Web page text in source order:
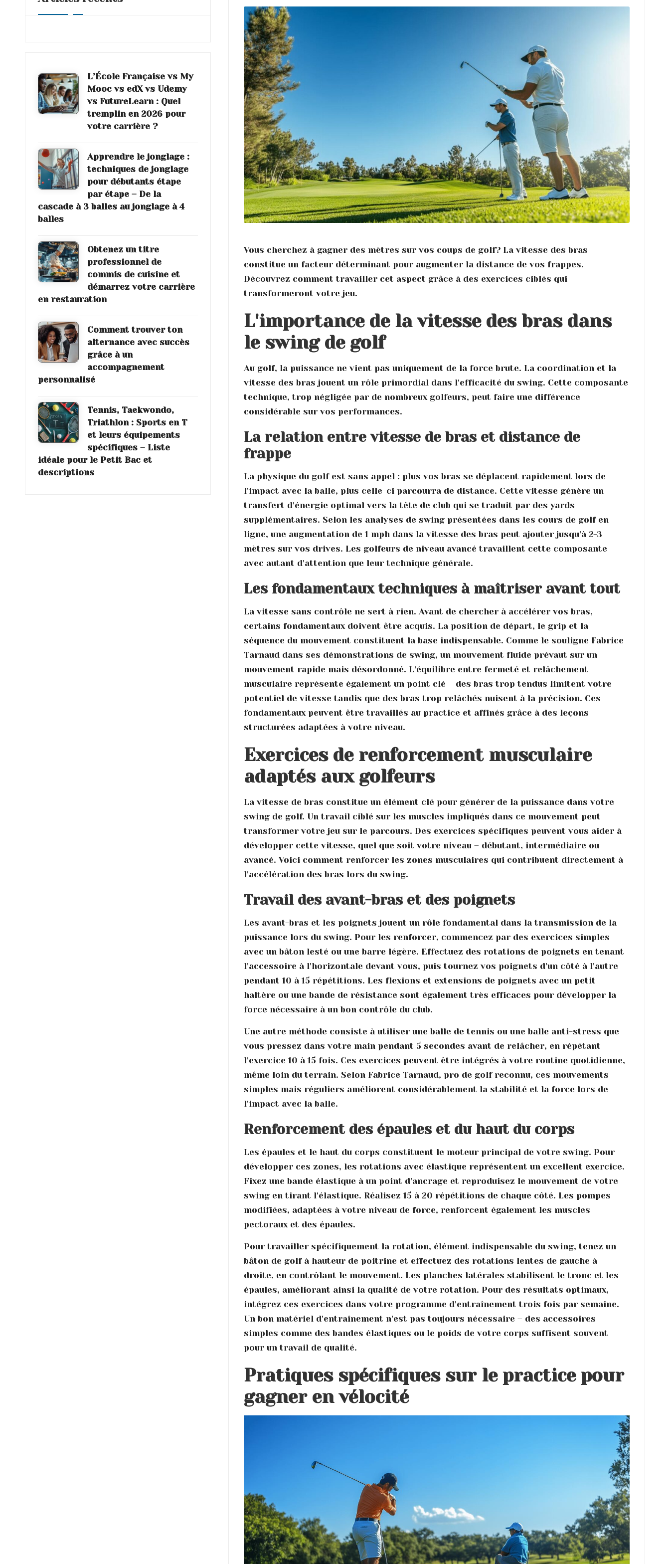
s
n
Vous cherchez à gagner des mètres sur vos coups de golf? La vitesse des bras
constitue un facteur déterminant pour augmenter la distance de vos frappes.
Découvrez comment travailler cet aspect grâce à des exercices ciblés qui
transformeront votre jeu.
L'importance de la vitesse des bras dans
le swing de golf
Au golf, la puissance ne vient pas uniquement de la force brute. La coordination et la
vitesse des bras jouent un rôle primordial dans l'efficacité du swing. Cette composante
technique, trop négligée par de nombreux golfeurs, peut faire une différence
considérable sur vos performances.
La relation entre vitesse de bras et distance de
frappe
La physique du golf est sans appel : plus vos bras se déplacent rapidement lors de
l'impact avec la balle, plus celle-ci parcourra de distance. Cette vitesse génère un
transfert d'énergie optimal vers la tête de club qui se traduit par des yards
supplémentaires. Selon les analyses de swing présentées dans les cours de golf en
ligne, une augmentation de 1 mph dans la vitesse des bras peut ajouter jusqu'à 2-3
mètres sur vos drives. Les golfeurs de niveau avancé travaillent cette composante
avec autant d'attention que leur technique générale.
Les fondamentaux techniques à maîtriser avant tout
La vitesse sans contrôle ne sert à rien. Avant de chercher à accélérer vos bras,
certains fondamentaux doivent être acquis. La position de départ, le grip et la
séquence du mouvement constituent la base indispensable. Comme le souligne Fabrice
Tarnaud dans ses démonstrations de swing, un mouvement fluide prévaut sur un
mouvement rapide mais désordonné. L'équilibre entre fermeté et relâchement
musculaire représente également un point clé – des bras trop tendus limitent votre
potentiel de vitesse tandis que des bras trop relâchés nuisent à la précision. Ces
fondamentaux peuvent être travaillés au practice et affinés grâce à des leçons
structurées adaptées à votre niveau.
Exercices de renforcement musculaire
adaptés aux golfeurs
La vitesse de bras constitue un élément clé pour générer de la puissance dans votre
swing de golf. Un travail ciblé sur les muscles impliqués dans ce mouvement peut
transformer votre jeu sur le parcours. Des exercices spécifiques peuvent vous aider à
développer cette vitesse, quel que soit votre niveau – débutant, intermédiaire ou
avancé. Voici comment renforcer les zones musculaires qui contribuent directement à
l'accélération des bras lors du swing.
Travail des avant-bras et des poignets
Les avant-bras et les poignets jouent un rôle fondamental dans la transmission de la
puissance lors du swing. Pour les renforcer, commencez par des exercices simples
avec un bâton lesté ou une barre légère. Effectuez des rotations de poignets en tenant
l'accessoire à l'horizontale devant vous, puis tournez vos poignets d'un côté à l'autre
pendant 10 à 15 répétitions. Les flexions et extensions de poignets avec un petit
haltère ou une bande de résistance sont également très efficaces pour développer la
force nécessaire à un bon contrôle du club.
Une autre méthode consiste à utiliser une balle de tennis ou une balle anti-stress que
vous pressez dans votre main pendant 5 secondes avant de relâcher, en répétant
l'exercice 10 à 15 fois. Ces exercices peuvent être intégrés à votre routine quotidienne,
même loin du terrain. Selon Fabrice Tarnaud, pro de golf reconnu, ces mouvements
simples mais réguliers améliorent considérablement la stabilité et la force lors de
l'impact avec la balle.
Renforcement des épaules et du haut du corps
Les épaules et le haut du corps constituent le moteur principal de votre swing. Pour
développer ces zones, les rotations avec élastique représentent un excellent exercice.
Fixez une bande élastique à un point d'ancrage et reproduisez le mouvement de votre
swing en tirant l'élastique. Réalisez 15 à 20 répétitions de chaque côté. Les pompes
modifiées, adaptées à votre niveau de force, renforcent également les muscles
pectoraux et des épaules.
Pour travailler spécifiquement la rotation, élément indispensable du swing, tenez un
bâton de golf à hauteur de poitrine et effectuez des rotations lentes de gauche à
droite, en contrôlant le mouvement. Les planches latérales stabilisent le tronc et les
épaules, améliorant ainsi la qualité de votre rotation. Pour des résultats optimaux,
intégrez ces exercices dans votre programme d'entraînement trois fois par semaine.
Un bon matériel d'entraînement n'est pas toujours nécessaire – des accessoires
simples comme des bandes élastiques ou le poids de votre corps suffisent souvent
pour un travail de qualité.
Pratiques spécifiques sur le practice pour
gagner en vélocité
L’École Française vs My
Mooc vs edX vs Udemy
vs FutureLearn : Quel
tremplin en 2026 pour
votre carrière ?
Apprendre le jonglage :
techniques de jonglage
pour débutants étape
par étape – De la
cascade à 3 balles au jonglage à 4
balles
Obtenez un titre
professionnel de
commis de cuisine et
démarrez votre carrière
en restauration
Comment trouver ton
alternance avec succès
grâce à un
accompagnement
personnalisé
Tennis, Taekwondo,
Triathlon : Sports en T
et leurs équipements
spécifiques – Liste
idéale pour le Petit Bac et
descriptions